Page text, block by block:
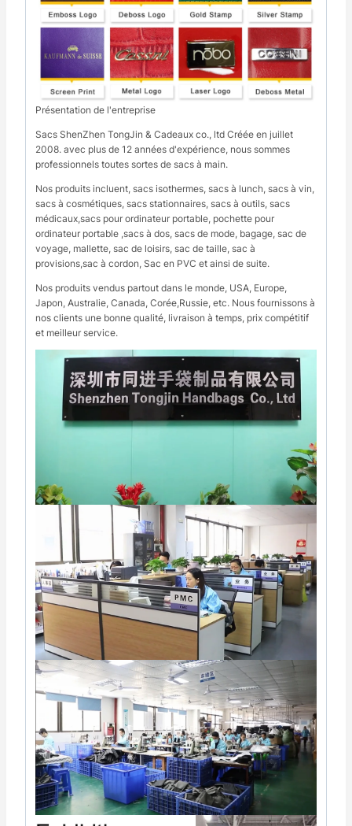
Présentation de l'entreprise
Sacs ShenZhen TongJin & Cadeaux co., ltd Créée en juillet
2008. avec plus de 12 années d'expérience, nous sommes
professionnels toutes sortes de sacs à main.
Nos produits incluent, sacs isothermes, sacs à lunch, sacs à vin,
sacs à cosmétiques, sacs stationnaires, sacs à outils, sacs
médicaux,sacs pour ordinateur portable, pochette pour
ordinateur portable ,sacs à dos, sacs de mode, bagage, sac de
voyage, mallette, sac de loisirs, sac de taille, sac à
provisions,sac à cordon, Sac en PVC et ainsi de suite.
Nos produits vendus partout dans le monde, USA, Europe,
Japon, Australie, Canada, Corée,Russie, etc. Nous fournissons à
nos clients une bonne qualité, livraison à temps, prix compétitif
et meilleur service.